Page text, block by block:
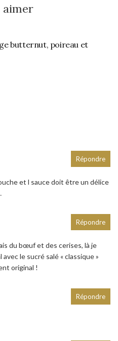
aimer
butternut, poireau et
et l sauce doit être un délice
Répondre
du bœuf et des cerises, là je
avec le sucré salé « classique »
original !
Répondre
Répondre